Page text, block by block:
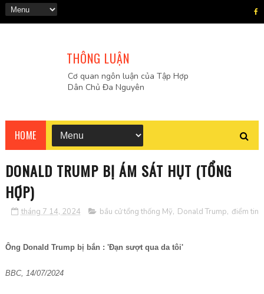
THÔNG LUẬN
Cơ quan ngôn luận của Tập Hợp
Dân Chủ Đa Nguyên
HOME
DONALD TRUMP BỊ ÁM SÁT HỤT (TỔNG
HỢP)
tháng 7 14, 2024 bầu cử tổng thống Mỹ, Donald Trump, điểm tin
Ông Donald Trump bị bắn : 'Đạn sượt qua da tôi'
BBC, 14/07/2024